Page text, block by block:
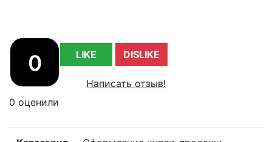
0 LIKE DISLIKE
Написать отзыв!
0 оценили